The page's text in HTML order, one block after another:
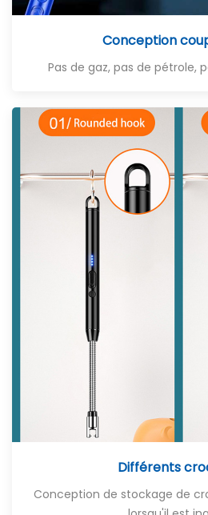
Conception
Pas de gaz, pas de pétrole,
Différents
Conception de stockage de